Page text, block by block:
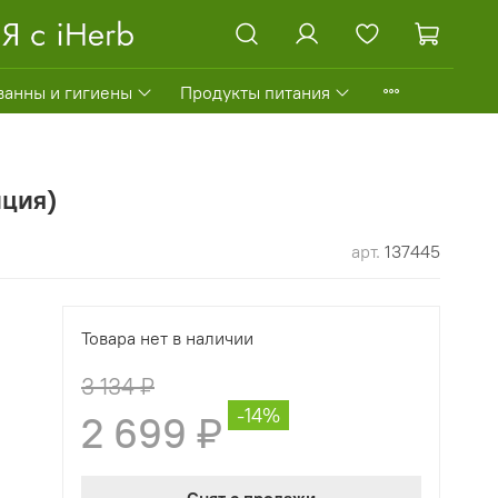
и гигиены Продукты питания
арт. 137445
Товара нет в наличии
3 134 ₽
2 699 ₽ -14%